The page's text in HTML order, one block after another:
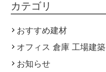
カテゴリ
おすすめ建材
オフィス 倉庫 工場建築
お知らせ